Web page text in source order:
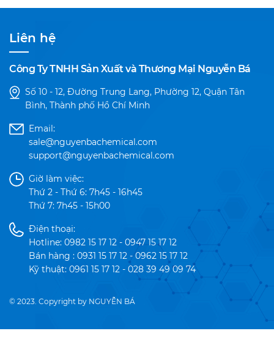
Liên hệ
Công Ty TNHH Sản Xuất và Thương Mại Nguyễn Bá
Số 10 - 12, Đường Trung Lang, Phường 12, Quận Tân
Bình, Thành phố Hồ Chí Minh
Email:
sale@nguyenbachemical.com
support@nguyenbachemical.com
Giờ làm việc:
Thứ 2 - Thứ 6: 7h45 - 16h45
Thứ 7: 7h45 - 15h00
Điện thoại:
Hotline: 0982 15 17 12 - 0947 15 17 12
Bán hàng : 0931 15 17 12 - 0962 15 17 12
Kỹ thuật: 0961 15 17 12 - 028 39 49 09 74
© 2023. Copyright by NGUYỄN BÁ